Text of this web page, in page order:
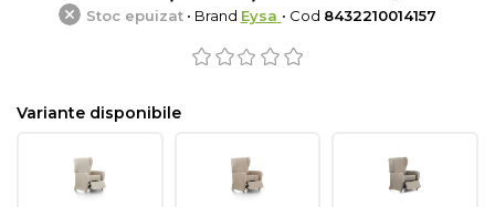
Stoc epuizat• Brand Eysa • Cod 8432210014157
Variante disponibile